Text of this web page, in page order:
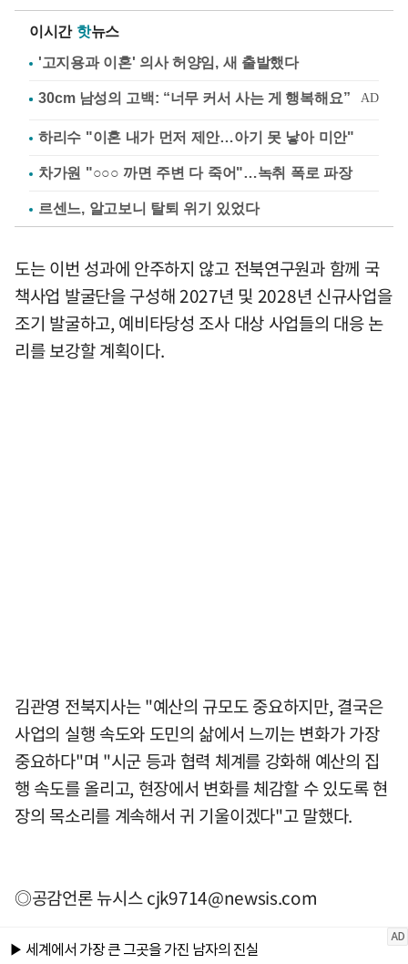
이시간 핫뉴스
'고지용과 이혼' 의사 허양임, 새 출발했다
하리수 "이혼 내가 먼저 제안…아기 못 낳아 미안"
차가원 "○○○ 까면 주변 다 죽어"…녹취 폭로 파장
르센느, 알고보니 탈퇴 위기 있었다
도는 이번 성과에 안주하지 않고 전북연구원과 함께 국
책사업 발굴단을 구성해 2027년 및 2028년 신규사업을
조기 발굴하고, 예비타당성 조사 대상 사업들의 대응 논
리를 보강할 계획이다.
김관영 전북지사는 "예산의 규모도 중요하지만, 결국은
사업의 실행 속도와 도민의 삶에서 느끼는 변화가 가장
중요하다"며 "시군 등과 협력 체계를 강화해 예산의 집
행 속도를 올리고, 현장에서 변화를 체감할 수 있도록 현
장의 목소리를 계속해서 귀 기울이겠다"고 말했다.
◎공감언론 뉴시스cjk9714@newsis.com